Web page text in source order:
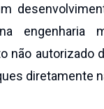
não autorizado
diretamente